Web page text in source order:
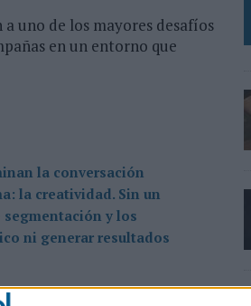
uno de los mayores desafíos
en un entorno que
la conversación
la creatividad. Sin un
y los
ni generar resultados